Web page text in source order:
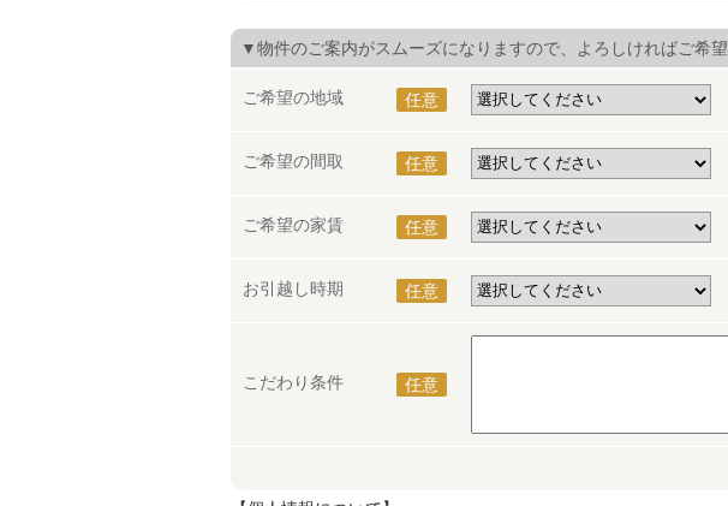
▼物件のご案内がスムーズになりますので、よろしければご希
ご希望の地域 任意
ご希望の間取 任意
ご希望の家賃 任意
お引越し時期 任意
こだわり条件 任意